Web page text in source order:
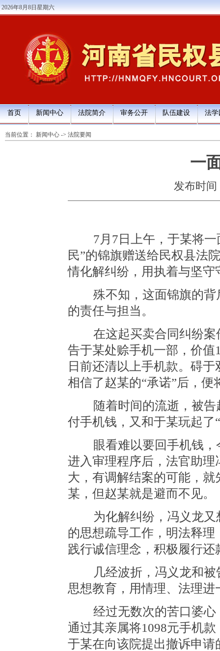
2026年8月8日星期六
首页 新闻中心 法院简介 审务公开 队伍建设 法学
当前位置： 新闻中心 -> 法院要闻
一
发布时间
7月7日上午，于某将一
民”的锦旗赠送给民权县法
情化解纠纷，用执着与坚守
殊不知，这面锦旗的背
的责任与担当。
在这起买卖合同纠纷案
告于某处赊手机一部，价值
日前还清以上手机款。碍
相信了赵某的“承诺”后，
随着时间的流逝，被告
付手机钱，又和于某玩起了
眼看难以要回手机钱，
进入审理程序后，法官助
大，有调解结案的可能，
某，但赵某就是避而不见
为化解纠纷，冯义龙又
的思想疏导工作，明法释
践行诚信理念，积极履行还
几经波折，冯义龙和被
思想教育，用情理、法理
经过无数次的苦口婆心
通过其亲属将1098元手机
于某在向该院提出撤诉申